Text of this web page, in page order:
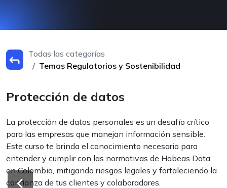
Todas las categorías
Temas Regulatorios y Sostenibilidad
Protección de datos
La protección de datos personales es un desafío crítico
para las empresas que manejan información sensible.
Este curso te brinda el conocimiento necesario para
entender y cumplir con las normativas de Habeas Data
en Colombia, mitigando riesgos legales y fortaleciendo la
confianza de tus clientes y colaboradores.